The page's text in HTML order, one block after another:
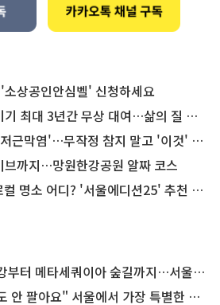
상공인안심벨' 신청하세요
최대 3년간 무상 대여…삶의 질 높인다
막염'…무작정 참지 말고 '이것' 해보세요!
브까지…망원한강공원 알짜 코스
명소 어디? '서울에디션25' 추천 코스
메타세쿼이아 숲길까지…서울둘레길 15코스
아요" 서울에서 가장 특별한 편의점의 정체